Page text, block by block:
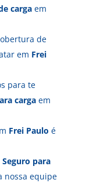
cargaem
de
em Frei
para te
cargaem
Frei Paulo é
Seguro para
nossa equipe